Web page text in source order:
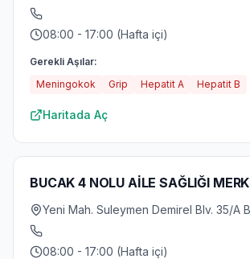
08:00 - 17:00 (Hafta içi)
Gerekli Aşılar:
Meningokok
Grip Hepatit A Hepatit B
Haritada Aç
BUCAK 4 NOLU AİLE SAĞLIĞI
Yeni Mah. Suleymen Demirel Blv. 35/A
08:00 - 17:00 (Hafta içi)